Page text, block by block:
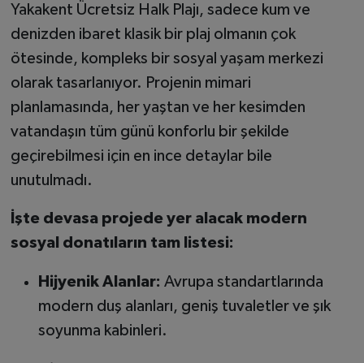
Yakakent Ücretsiz Halk Plajı, sadece kum ve
denizden ibaret klasik bir plaj olmanın çok
ötesinde, kompleks bir sosyal yaşam merkezi
olarak tasarlanıyor. Projenin mimari
planlamasında, her yaştan ve her kesimden
vatandaşın tüm günü konforlu bir şekilde
geçirebilmesi için en ince detaylar bile
unutulmadı.
İşte devasa projede yer alacak modern
sosyal donatıların tam listesi:
Hijyenik Alanlar: Avrupa standartlarında
modern duş alanları, geniş tuvaletler ve şık
soyunma kabinleri.